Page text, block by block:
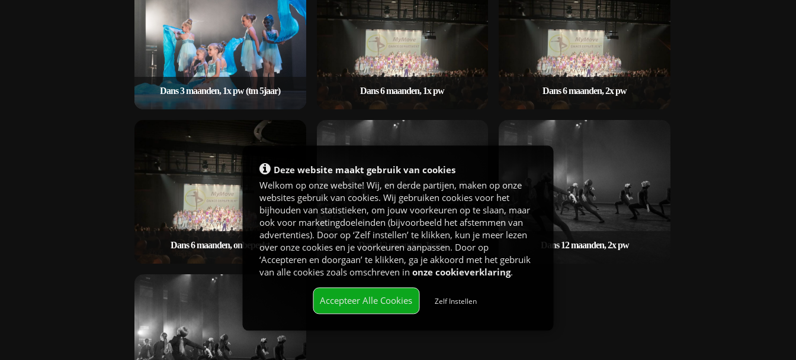
Dans 3 maanden, 1x pw (tm 5jaar)
Dans 3 maanden, 1x pw (tm 5jaar)
Keuze uit veel verschillende dansstijlen -
Aparte lessen voor elke leeftijd! - De
beste professionele dansdocenten -
Gratis gebruik van koude en warme
dranken - Géén vakantiestop - De
mogelijkheid van een combi / famillie
abonnement voor de fitness
31,50 per 4 weken
Dans 6 maanden, 1x pw
Dans 6 maanden, 1x pw
Keuze uit veel verschillende dansstijlen -
beste professionele dansdocenten -
Gratis gebruik van koude en warme
dranken - Géén vakantiestop - De
mogelijkheid van een combi / famillie
abonnement voor de fitness
35,50 per 4 weken
Dans 6 maanden, 2x pw
Dans 6 maanden, 2x pw
Keuze uit veel verschillende dansstijlen -
Aparte lessen voor elke leeftijd! - De
beste professionele dansdocenten -
Gratis gebruik van koude en warme
dranken - Géén vakantiestop - De
mogelijkheid van een combi / famillie
abonnement voor de fitness
Dans 6 maanden, onbeperkt
Dans 6 maanden, onbeperkt
Keuze uit veel verschillende dansstijlen -
Aparte lessen voor elke leeftijd! - De
beste professionele dansdocenten -
Gratis gebruik van koude en warme
dranken - Géén vakantiestop - De
Dans 12 maanden, 1x pw
Keuze uit veel verschillende dansstijlen -
Aparte lessen voor elke leeftijd! - De
Dans 12 maanden, 2x pw
Deze website maakt gebruik van cookies
Welkom op onze website! Wij, en derde partijen, maken op onze
websites gebruik van cookies. Wij gebruiken cookies voor het
bijhouden van statistieken, om jouw voorkeuren op te slaan, maar
ook voor marketingdoeleinden (bijvoorbeeld het afstemmen van
advertenties). Door op ‘Zelf instellen’ te klikken, kun je meer lezen
over onze cookies en je voorkeuren aanpassen. Door op
‘Accepteren en doorgaan’ te klikken, ga je akkoord met het gebruik
van alle cookies zoals omschreven in onze cookieverklaring.
Accepteer Alle Cookies Zelf Instellen